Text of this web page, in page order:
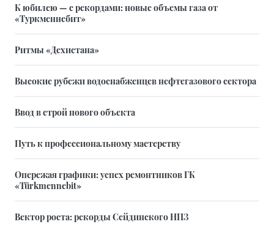
К юбилею — с рекордами: новые объемы газа от
«Туркменнебит»
Ритмы «Дехистана»
Высокие рубежи водоснабженцев нефтегазового сектора
Ввод в строй нового объекта
Путь к профессиональному мастерству
Опережая графики: успех ремонтников ГК
«Türkmennebit»
Вектор роста: рекорды Сейдинского НПЗ